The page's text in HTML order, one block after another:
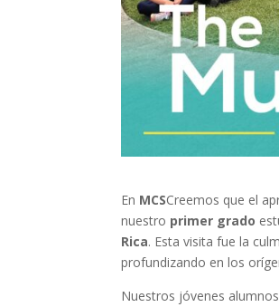
En MCSCreemos que el
nuestro primer grado
Rica. Esta visita fue la
profundizando en los
Nuestros jóvenes